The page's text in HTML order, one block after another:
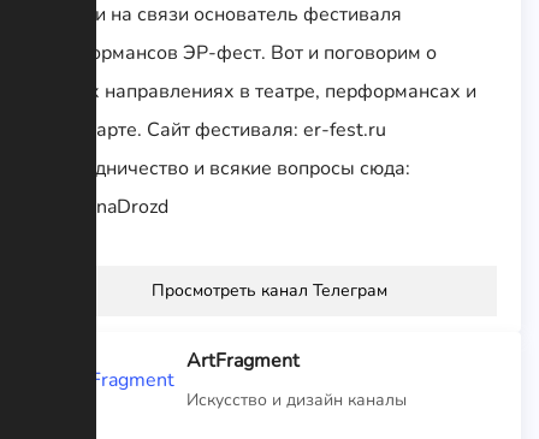
С вами на связи основатель фестиваля
перформансов ЭР-фест. Вот и поговорим о
новых направлениях в театре, перформансах и
видеоарте. Сайт фестиваля: er-fest.ru
Сотрудничество и всякие вопросы сюда:
@YaninaDrozd
Просмотреть канал Телеграм
ArtFragment
Искусство и дизайн каналы